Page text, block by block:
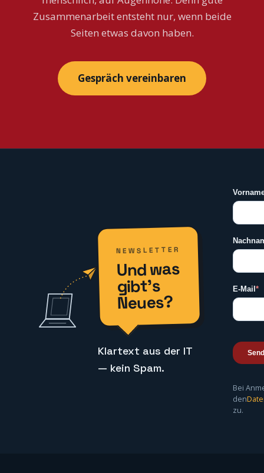
Zusammenarbeit entsteht nur, wenn beide
Seiten etwas davon haben.
Gespräch vereinbaren
NEWSLETTER
Und was
gibt’s
Neues?
Klartext aus der IT
— kein Spam.
Bei
den
zu.